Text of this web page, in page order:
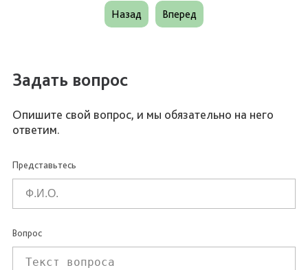
Назад Вперед
Задать вопрос
Опишите свой вопрос, и мы обязательно на него
ответим.
Представьтесь
Вопрос